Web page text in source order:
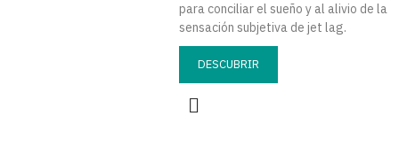
para conciliar el sueño y al alivio de la
sensación subjetiva de jet lag.
DESCUBRIR